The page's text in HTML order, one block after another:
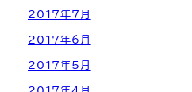
2017年7月
2017年6月
2017年5月